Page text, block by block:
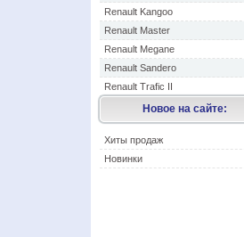
Renault Kangoo
Renault Master
Renault Megane
Renault Sandero
Renault Trafic II
Новое на сайте:
Хиты продаж
Новинки